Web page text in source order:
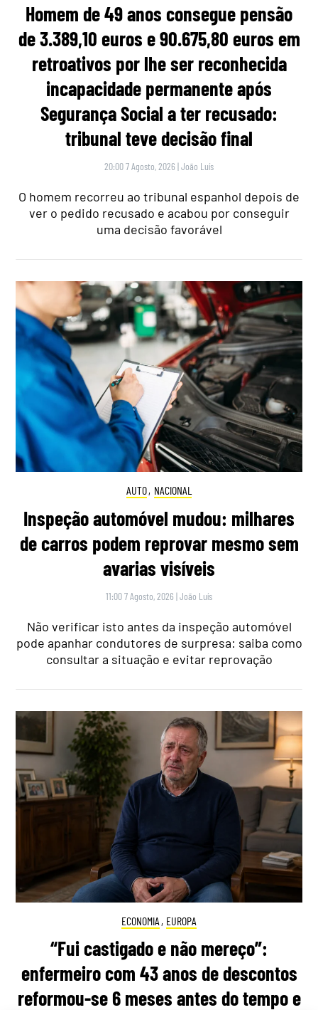
Homem de 49 anos consegue pensão
de 3.389,10 euros e 90.675,80 euros em
retroativos por lhe ser reconhecida
incapacidade permanente após
Segurança Social a ter recusado:
tribunal teve decisão final
20:00 7 Agosto, 2026 |João Luís
O homem recorreu ao tribunal espanhol depois de
ver o pedido recusado e acabou por conseguir
uma decisão favorável
AUTO, NACIONAL
Inspeção automóvel mudou: milhares
de carros podem reprovar mesmo sem
avarias visíveis
11:00 7 Agosto, 2026 |João Luís
Não verificar isto antes da inspeção automóvel
pode apanhar condutores de surpresa: saiba como
consultar a situação e evitar reprovação
ECONOMIA , EUROPA
“Fui castigado e não mereço”:
enfermeiro com 43 anos de descontos
reformou-se 6 meses antes do tempo e